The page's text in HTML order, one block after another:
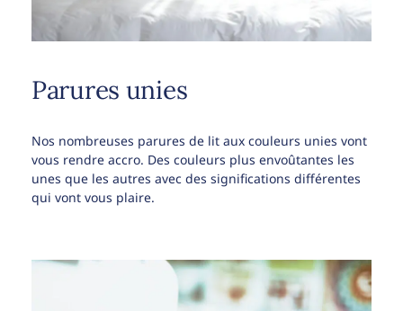
Parures unies
Nos nombreuses parures de lit aux couleurs unies vont
vous rendre accro. Des couleurs plus envoûtantes les
unes que les autres avec des significations différentes
qui vont vous plaire.